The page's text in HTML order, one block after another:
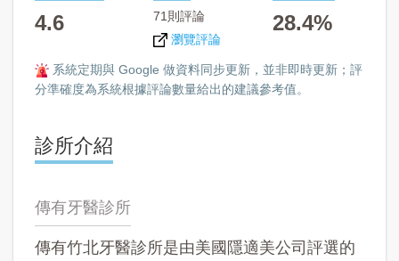
4.6
71則評論
瀏覽評論
28.4%
系統定期與 Google 做資料同步更新，並非即時更新；評
分準確度為系統根據評論數量給出的建議參考值。
診所介紹
傳有牙醫診所
傳有竹北牙醫診所是由美國隱適美公司評選的